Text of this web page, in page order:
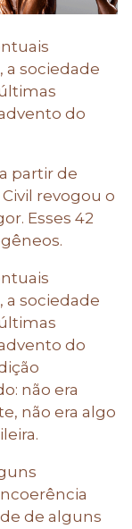
a sociedade
do
partir de
revogou o
Esses 42
a sociedade
do
não era
não era algo
de alguns